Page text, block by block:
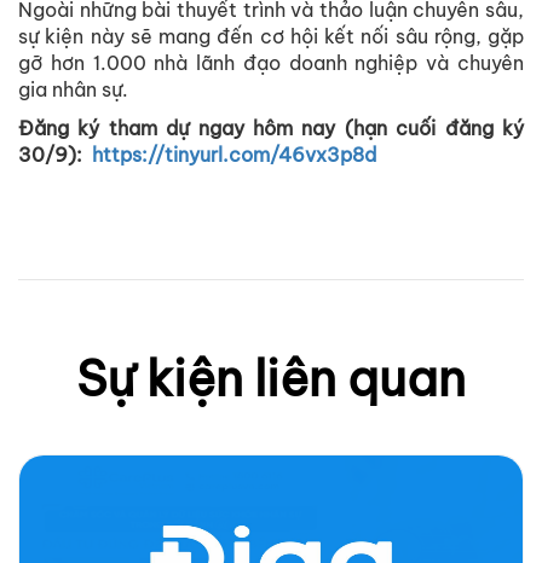
Ngoài những bài thuyết trình và thảo luận chuyên sâu,
sự kiện này sẽ mang đến cơ hội kết nối sâu rộng, gặp
gỡ hơn 1.000 nhà lãnh đạo doanh nghiệp và chuyên
gia nhân sự.
Đăng ký tham dự ngay hôm nay (hạn cuối đăng ký
30/9): https://tinyurl.com/46vx3p8d
Sự kiện liên quan